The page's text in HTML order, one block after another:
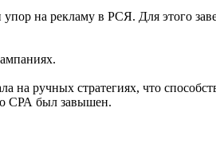
на рекламу в РСЯ. Для этого
на ручных стратегиях, что
СРА был завышен.